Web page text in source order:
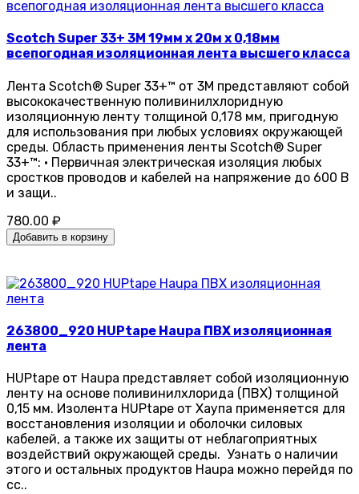
Scotch Super 33+ 3M 19мм х 20м х 0,18мм
всепогодная изоляционная лента высшего класса
Лента Scotch® Super 33+™ от 3М представляют собой
высококачественную поливинилхлоридную
изоляционную ленту толщиной 0,178 мм, пригодную
для использования при любых условиях окружающей
среды. Область применения ленты Scotch® Super
33+™: • Первичная электрическая изоляция любых
сростков проводов и кабелей на напряжение до 600 В
и защи..
780.00 ₽
Добавить в корзину
263800_920 HUPtape Haupa ПВХ изоляционная
лента
HUPtape от Haupa представляет собой изоляционную
ленту на основе поливинилхлорида (ПВХ) толщиной
0,15 мм. Изолента HUPtape от Хаупа применяется для
восстановления изоляции и оболочки силовых
кабелей, а также их защиты от неблагоприятных
воздействий окружающей среды. Узнать о наличии
этого и остальных продуктов Haupa можно перейдя по
сс..